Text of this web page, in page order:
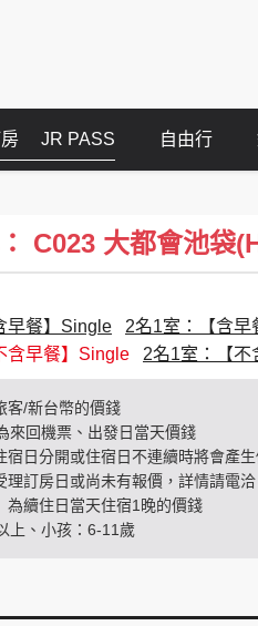
JR PASS 自由行
C023 大都會池
早餐】Single
2名1室：【含
含早餐】Single
2名1室：【不
客/新台幣的價錢
來回機票、出發日當天價錢
宿日分開或住宿日不連續時將會產
理訂房日或尚未有報價，詳情請電洽
為續住日當天住宿1晚的價錢
上、小孩：6-11歲